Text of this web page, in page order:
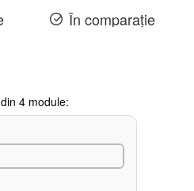
În comparație
4 module: